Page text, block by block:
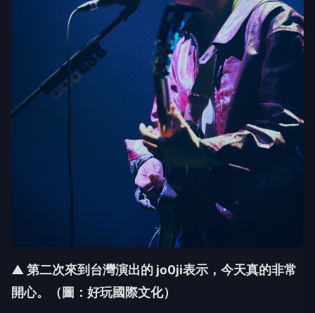
▲ 第二次來到台灣演出的 jo0ji表示，今天真的非常
開心。（圖：好玩國際文化）